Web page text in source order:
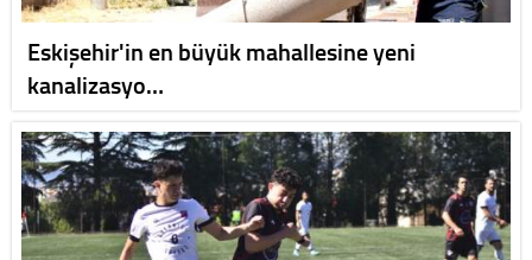
Eskişehir'in en büyük mahallesine yeni
kanalizasyo…